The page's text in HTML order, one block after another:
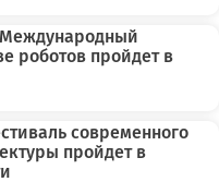
роботов пройдет в
современного
пройдет в